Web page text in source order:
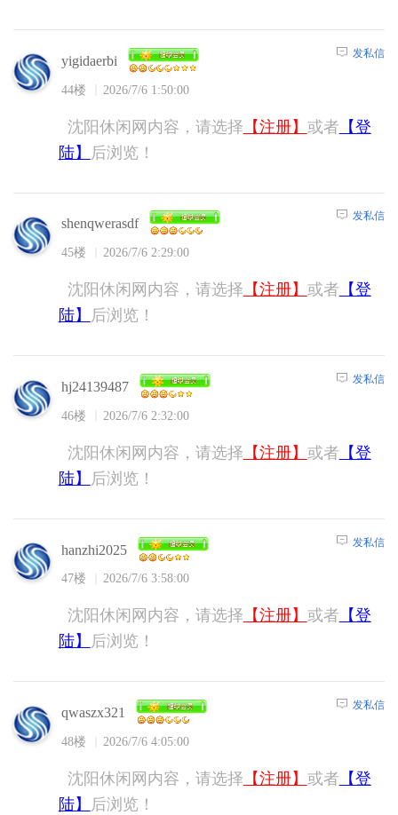
yigidaerbi
44楼 2026/7/6 1:50:00
发私信
沈阳休闲网内容，请选择 【注册】 或者 【登
陆】
后浏览！
shenqwerasdf
45楼 2026/7/6 2:29:00
发私信
沈阳休闲网内容，请选择 【注册】 或者 【登
陆】
后浏览！
hj24139487
46楼 2026/7/6 2:32:00
发私信
沈阳休闲网内容，请选择 【注册】 或者 【登
陆】
后浏览！
hanzhi2025
47楼 2026/7/6 3:58:00
发私信
沈阳休闲网内容，请选择 【注册】 或者 【登
陆】
后浏览！
qwaszx321
48楼 2026/7/6 4:05:00
发私信
沈阳休闲网内容，请选择 【注册】 或者 【登
陆】
后浏览！